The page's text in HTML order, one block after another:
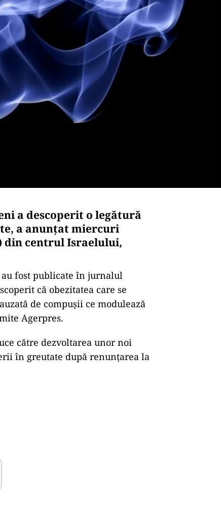
a descoperit o legătură
a anunţat miercuri
din centrul Israelului,
fost publicate în jurnalul
că obezitatea care se
de compuşii ce modulează
Agerpres.
către dezvoltarea unor noi
în greutate după renunţarea la